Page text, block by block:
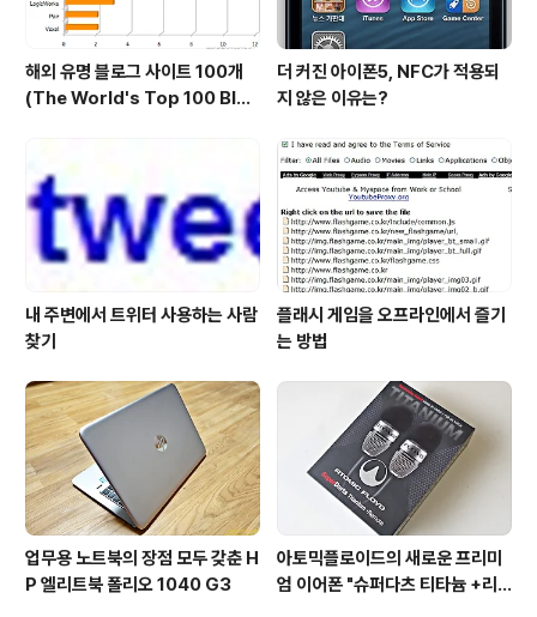
해외 유명 블로그 사이트 100개
(The World's Top 100 Blog
더 커진 아이폰5, NFC가 적용되
지 않은 이유는?
내 주변에서 트위터 사용하는 사람
찾기
플래시 게임을 오프라인에서 즐기
는 방법
업무용 노트북의 장점 모두 갖춘 H
P 엘리트북 폴리오 1040 G3
아토믹플로이드의 새로운 프리미
엄 이어폰 "슈퍼다츠 티타늄 +리